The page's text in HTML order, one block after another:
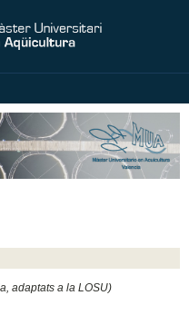
adaptats a la LOSU)